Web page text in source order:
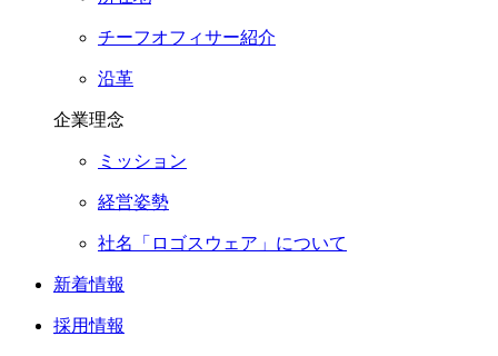
チーフオフィサー紹介
沿革
企業理念
ミッション
経営姿勢
社名「ロゴスウェア」について
新着情報
採用情報